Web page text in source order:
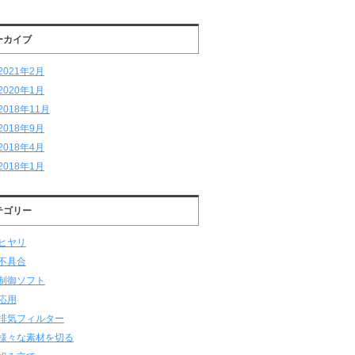
カイブ
年2月
年1月
年11月
年9月
年4月
年1月
ゴリー
ヤリ
具合
御ソフト
用
気フィルター
々な素材を切る